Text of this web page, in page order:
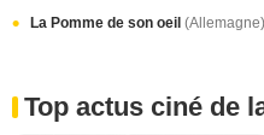
La Pomme de son oeil (Allemagne)
Top actus ciné de